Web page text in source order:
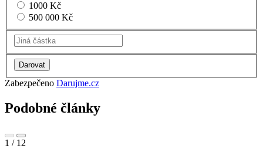
1000 Kč
500 000 Kč
Zabezpečeno Darujme.cz
Podobné články
1 / 12